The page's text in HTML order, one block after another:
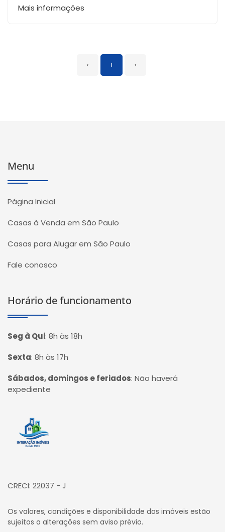
Mais informações
‹ 1 ›
Menu
Página Inicial
Casas à Venda em São Paulo
Casas para Alugar em São Paulo
Fale conosco
Horário de funcionamento
Seg à Qui: 8h às 18h
Sexta: 8h às 17h
Sábados, domingos e feriados: Não haverá
expediente
Página inicial
CRECI: 22037 - J
Os valores, condições e disponibilidade dos imóveis estão
sujeitos a alterações sem aviso prévio.